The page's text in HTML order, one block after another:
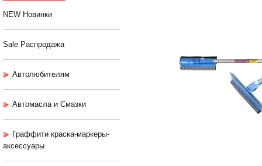
NEW Новинки
Sale Распродажа
Автолюбителям
Автомасла и Смазки
Граффити краска-маркеры-
аксессуары